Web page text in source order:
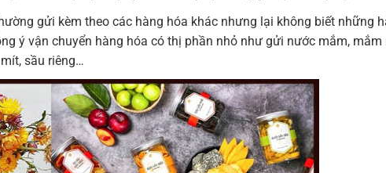
gửi kèm theo các hàng hóa khác nhưng lại không biết những
ý vận chuyển hàng hóa có thị phần nhỏ như gửi nước mắm, mắm
sầu riêng…